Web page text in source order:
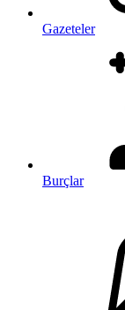
Gazeteler
Burçlar